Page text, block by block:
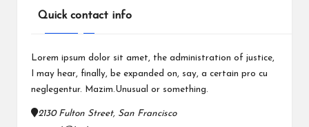
Quick contact info
Lorem ipsum dolor sit amet, the administration of justice,
I may hear, finally, be expanded on, say, a certain pro cu
neglegentur.
Mazim.Unusual or something.
2130 Fulton Street, San Francisco